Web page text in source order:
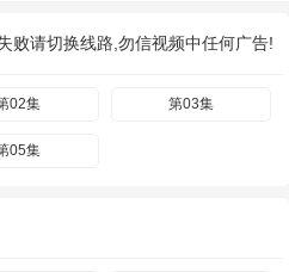
败请切换线路,勿信视频中任何广告!
02集 第03集
05集